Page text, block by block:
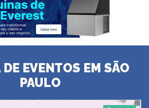
DE EVENTOS EM SÃO
PAULO